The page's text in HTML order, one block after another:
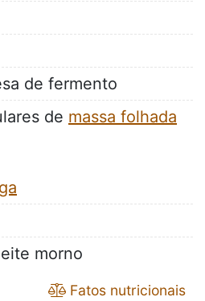
de fermento
de massa folhada
morno
Fatos nutricionais